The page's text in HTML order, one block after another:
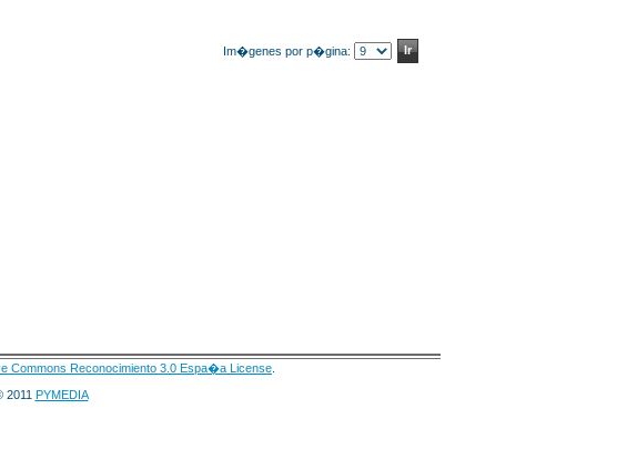
Im�genes por p�gina:
Commons Reconocimiento 3.0 Espa�a License
2011 PYMEDIA